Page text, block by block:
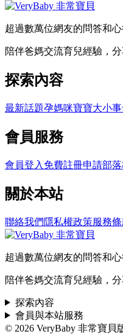
超過數萬位網友的問答和
陪伴爸媽交流育兒經驗，
探索內容
最新話題孕媽咪寶寶大小事
會員服務
會員登入 免費註冊申請部
關於本站
聯絡我們 隱私權政策服務
超過數萬位網友的問答和
陪伴爸媽交流育兒經驗，
探索內容
會員與本站服務
© 2026 VeryBaby 非常寶貝